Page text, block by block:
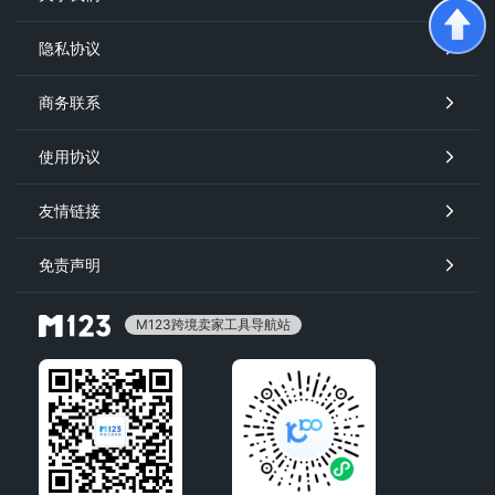
隐私协议
商务联系
使用协议
友情链接
免责声明
M123跨境卖家工具导航站